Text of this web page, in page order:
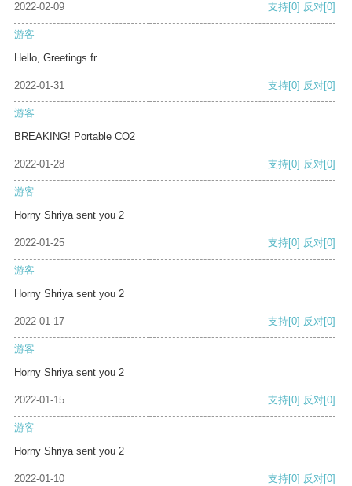
2022-02-09 支持[0] 反对[0]
游客
Hello, Greetings fr
2022-01-31 支持[0] 反对[0]
游客
BREAKING! Portable CO2
2022-01-28 支持[0] 反对[0]
游客
Horny Shriya sent you 2
2022-01-25 支持[0] 反对[0]
游客
Horny Shriya sent you 2
2022-01-17 支持[0] 反对[0]
游客
Horny Shriya sent you 2
2022-01-15 支持[0] 反对[0]
游客
Horny Shriya sent you 2
2022-01-10 支持[0] 反对[0]